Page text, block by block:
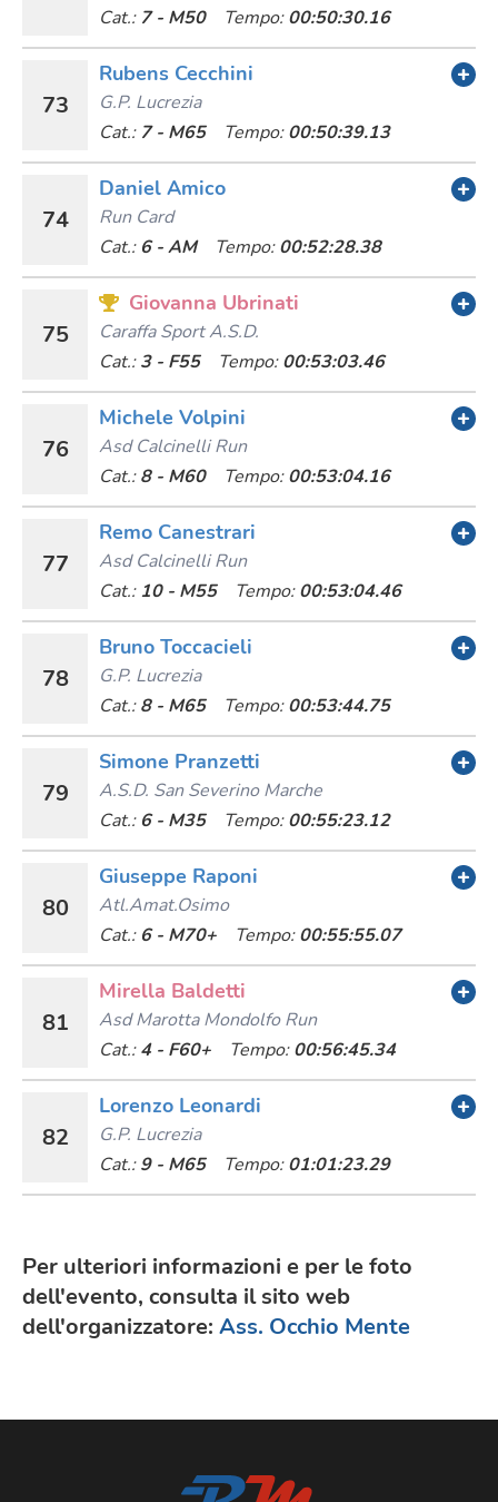
Cat.: 7 - M50 Tempo: 00:50:30.16
73
Rubens Cecchini
G.p. Lucrezia
Cat.: 7 - M65 Tempo: 00:50:39.13
74
Daniel Amico
Run Card
Cat.: 6 - AM Tempo: 00:52:28.38
75
Giovanna Ubrinati
Caraffa Sport A.s.d.
Cat.: 3 - F55 Tempo: 00:53:03.46
76
Michele Volpini
Asd Calcinelli Run
Cat.: 8 - M60 Tempo: 00:53:04.16
77
Remo Canestrari
Asd Calcinelli Run
Cat.: 10 - M55 Tempo: 00:53:04.46
78
Bruno Toccacieli
G.p. Lucrezia
Cat.: 8 - M65 Tempo: 00:53:44.75
79
Simone Pranzetti
A.s.d. San Severino Marche
Cat.: 6 - M35 Tempo: 00:55:23.12
80
Giuseppe Raponi
Atl.amat.osimo
Cat.: 6 - M70+ Tempo: 00:55:55.07
81
Mirella Baldetti
Asd Marotta Mondolfo Run
Cat.: 4 - F60+ Tempo: 00:56:45.34
82
Lorenzo Leonardi
G.p. Lucrezia
Cat.: 9 - M65 Tempo: 01:01:23.29
Per ulteriori informazioni e per le foto
dell'evento, consulta il sito web
dell'organizzatore: Ass. Occhio Mente